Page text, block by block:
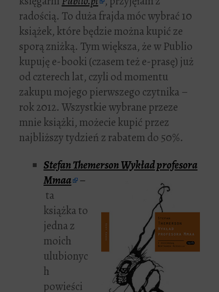
radością. To duża frajda móc wybrać 10
książek, które będzie można kupić ze
sporą zniżką. Tym większa, że w Publio
kupuję e-booki (czasem też e-prasę) już
od czterech lat, czyli od momentu
zakupu mojego pierwszego czytnika –
rok 2012. Wszystkie wybrane przeze
mnie książki, możecie kupić przez
najbliższy tydzień z rabatem do 50%.
Stefan ThemersonWykład profesora
Mmaa –
ta
książka to
jedna z
moich
ulubionyc
h
powieści